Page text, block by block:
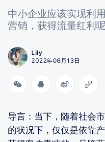
中小企业应该实现利
营销，获得流量红利
Lily
2022年06月13日
导言：当下，随着社会
的状况下，仅仅是依靠